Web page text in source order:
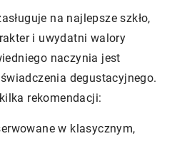
na najlepsze szkło,
i uwydatni walory
naczynia jest
degustacyjnego.
rekomendacji:
w klasycznym,